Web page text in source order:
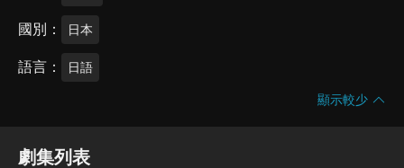
國別 日本
語言 日語
顯示較少
劇集列表